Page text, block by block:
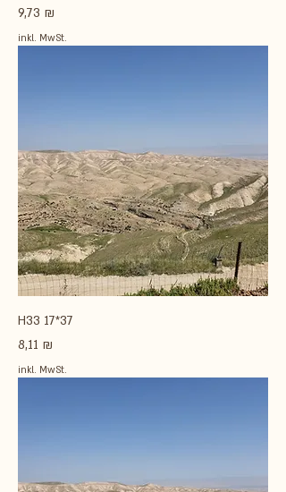
Preis
9,73 ₪
inkl. MwSt.
H33 17*37
Preis
8,11 ₪
inkl. MwSt.